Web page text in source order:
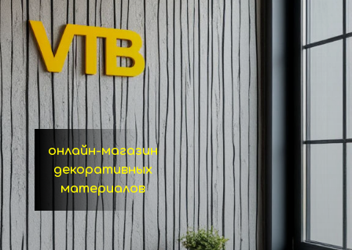
онлайн-магазин
декоративных
материалов
купить
витебск
купить краску
витебск